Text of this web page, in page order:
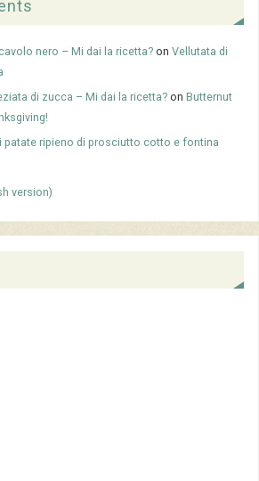
nero – Mi dai la ricetta? onVellutata di
di zucca – Mi dai la ricetta? onButternut
patate ripieno di prosciutto cotto e fontina
version)